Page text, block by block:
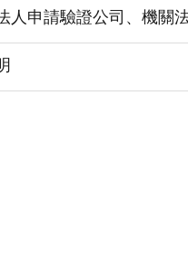
人申請驗證公司、機關